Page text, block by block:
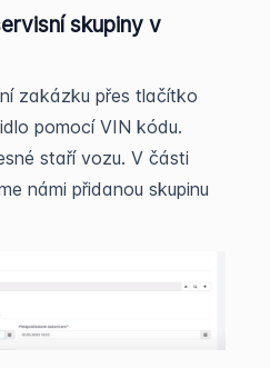
skupiny v
zakázku přes tlačítko
pomocí VIN kódu.
staří vozu. V části
námi přidanou skupinu